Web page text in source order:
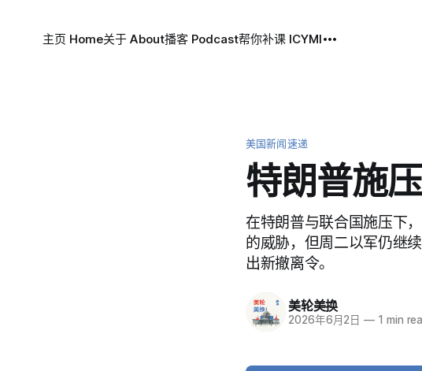
主页 Home关于 About播客 Podcast帮你补课 ICYMI
美国新闻速递
特朗普施
在特朗普与联合国施压下
的威胁，但周二以军仍继
出新撤离令。
美轮美换
2026年6月2日 — 1 min